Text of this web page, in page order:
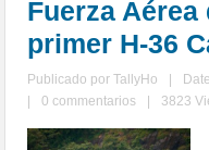
Fuerza
primer H-36
Publicado porTallyHo
0 commentarios 3823